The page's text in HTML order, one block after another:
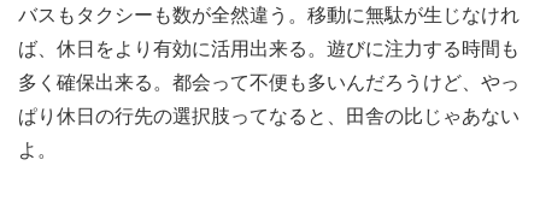
バスもタクシーも数が全然違う。移動に無駄が生じなけれ
ば、休日をより有効に活用出来る。遊びに注力する時間も
多く確保出来る。都会って不便も多いんだろうけど、やっ
ぱり休日の行先の選択肢ってなると、田舎の比じゃあない
よ。